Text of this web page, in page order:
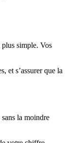
plus simple. Vos
et s’assurer que la
la moindre